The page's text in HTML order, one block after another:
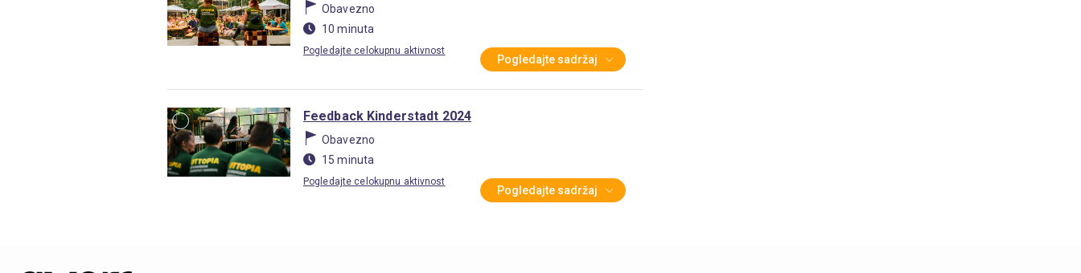
Obavezno
10 minuta
Pogledajte celokupnu aktivnost
Pogledajte sadržaj
Feedback Kinderstadt 2024
Obavezno
15 minuta
Pogledajte celokupnu aktivnost
Pogledajte sadržaj